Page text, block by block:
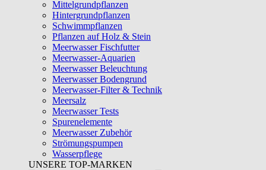
Mittelgrundpflanzen
Hintergrundpflanzen
Schwimmpflanzen
Pflanzen auf Holz & Stein
Meerwasser Fischfutter
Meerwasser-Aquarien
Meerwasser Beleuchtung
Meerwasser Bodengrund
Meerwasser-Filter & Technik
Meersalz
Meerwasser Tests
Spurenelemente
Meerwasser Zubehör
Strömungspumpen
Wasserpflege
UNSERE TOP-MARKEN